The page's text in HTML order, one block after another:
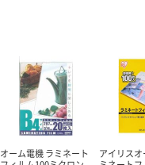
オーム電機 ラミネート
アイリス